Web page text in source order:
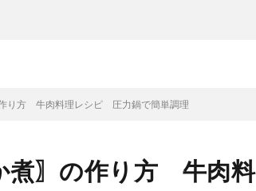
り方 牛肉料理レシピ 圧力鍋で簡単調理
煮〗の作り方 牛肉料